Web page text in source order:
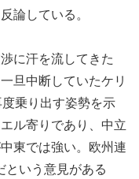
論している。
に汗を流してきた
旦中断していたケリ
乗り出す姿勢を示
ル寄りであり、中立
東では強い。欧州連
という意見がある